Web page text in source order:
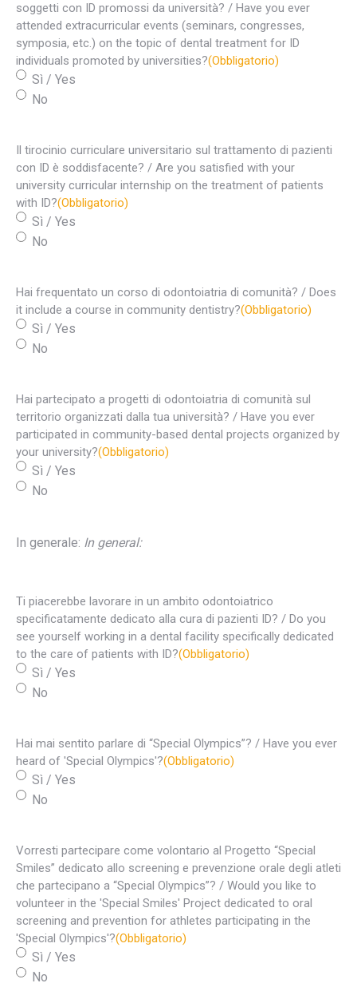
soggetti con ID promossi da università? / Have you ever
attended extracurricular events (seminars, congresses,
symposia, etc.) on the topic of dental treatment for ID
individuals promoted by universities?(Obbligatorio)
Sì / Yes
No
Il tirocinio curriculare universitario sul trattamento di pazienti
con ID è soddisfacente? / Are you satisfied with your
university curricular internship on the treatment of patients
with ID?(Obbligatorio)
Sì / Yes
No
Hai frequentato un corso di odontoiatria di comunità? / Does
it include a course in community dentistry?(Obbligatorio)
Sì / Yes
No
Hai partecipato a progetti di odontoiatria di comunità sul
territorio organizzati dalla tua università? / Have you ever
participated in community-based dental projects organized by
your university?(Obbligatorio)
Sì / Yes
No
In generale: In general:
Ti piacerebbe lavorare in un ambito odontoiatrico
specificatamente dedicato alla cura di pazienti ID? / Do you
see yourself working in a dental facility specifically dedicated
to the care of patients with ID?(Obbligatorio)
Sì / Yes
No
Hai mai sentito parlare di “Special Olympics”? / Have you ever
heard of 'Special Olympics'?(Obbligatorio)
Sì / Yes
No
Vorresti partecipare come volontario al Progetto “Special
Smiles” dedicato allo screening e prevenzione orale degli atleti
che partecipano a “Special Olympics”? / Would you like to
volunteer in the 'Special Smiles' Project dedicated to oral
screening and prevention for athletes participating in the
'Special Olympics'?(Obbligatorio)
Sì / Yes
No